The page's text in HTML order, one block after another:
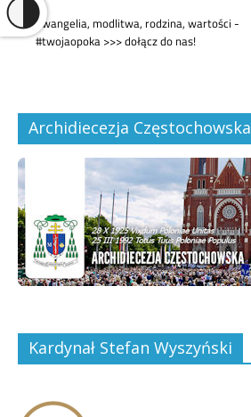
Archidiecezja Częstochowska
Kardynał Stefan Wyszyński